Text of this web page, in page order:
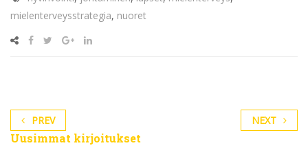
mielenterveysstrategia, nuoret
PREV NEXT
Uusimmat kirjoitukset